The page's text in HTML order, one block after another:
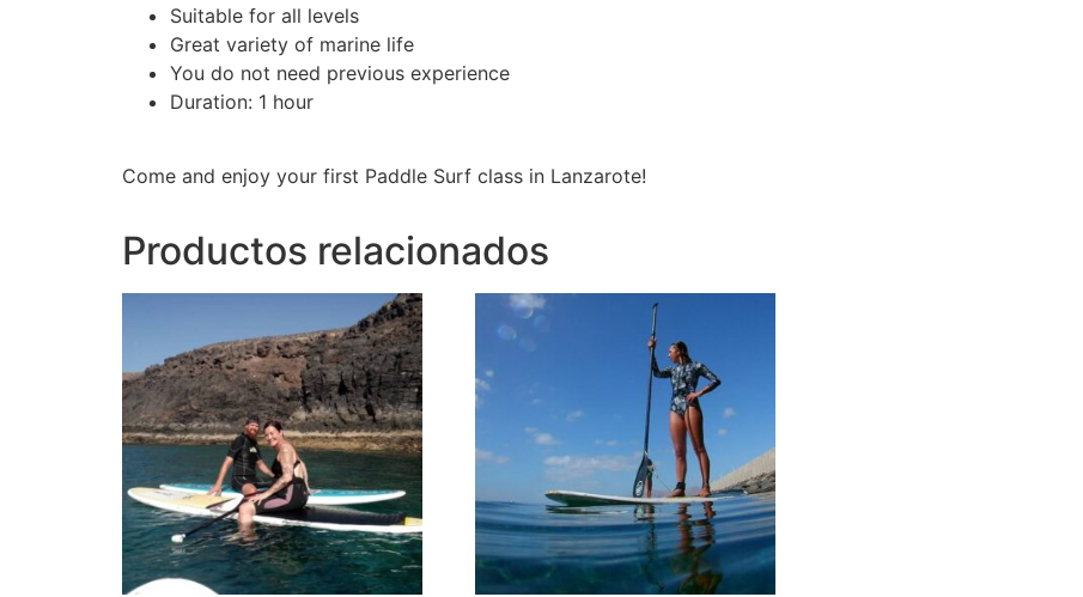
Suitable for all levels
Great variety of marine life
You do not need previous experience
Duration: 1 hour
Come and enjoy your first Paddle Surf class in Lanzarote!
Productos relacionados